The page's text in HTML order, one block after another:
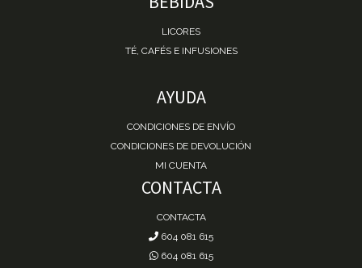
LICORES
TÉ, CAFÉS E INFUSIONES
AYUDA
CONDICIONES DE ENVÍO
CONDICIONES DE DEVOLUCIÓN
MI CUENTA
CONTACTA
CONTACTA
604 081 615
604 081 615